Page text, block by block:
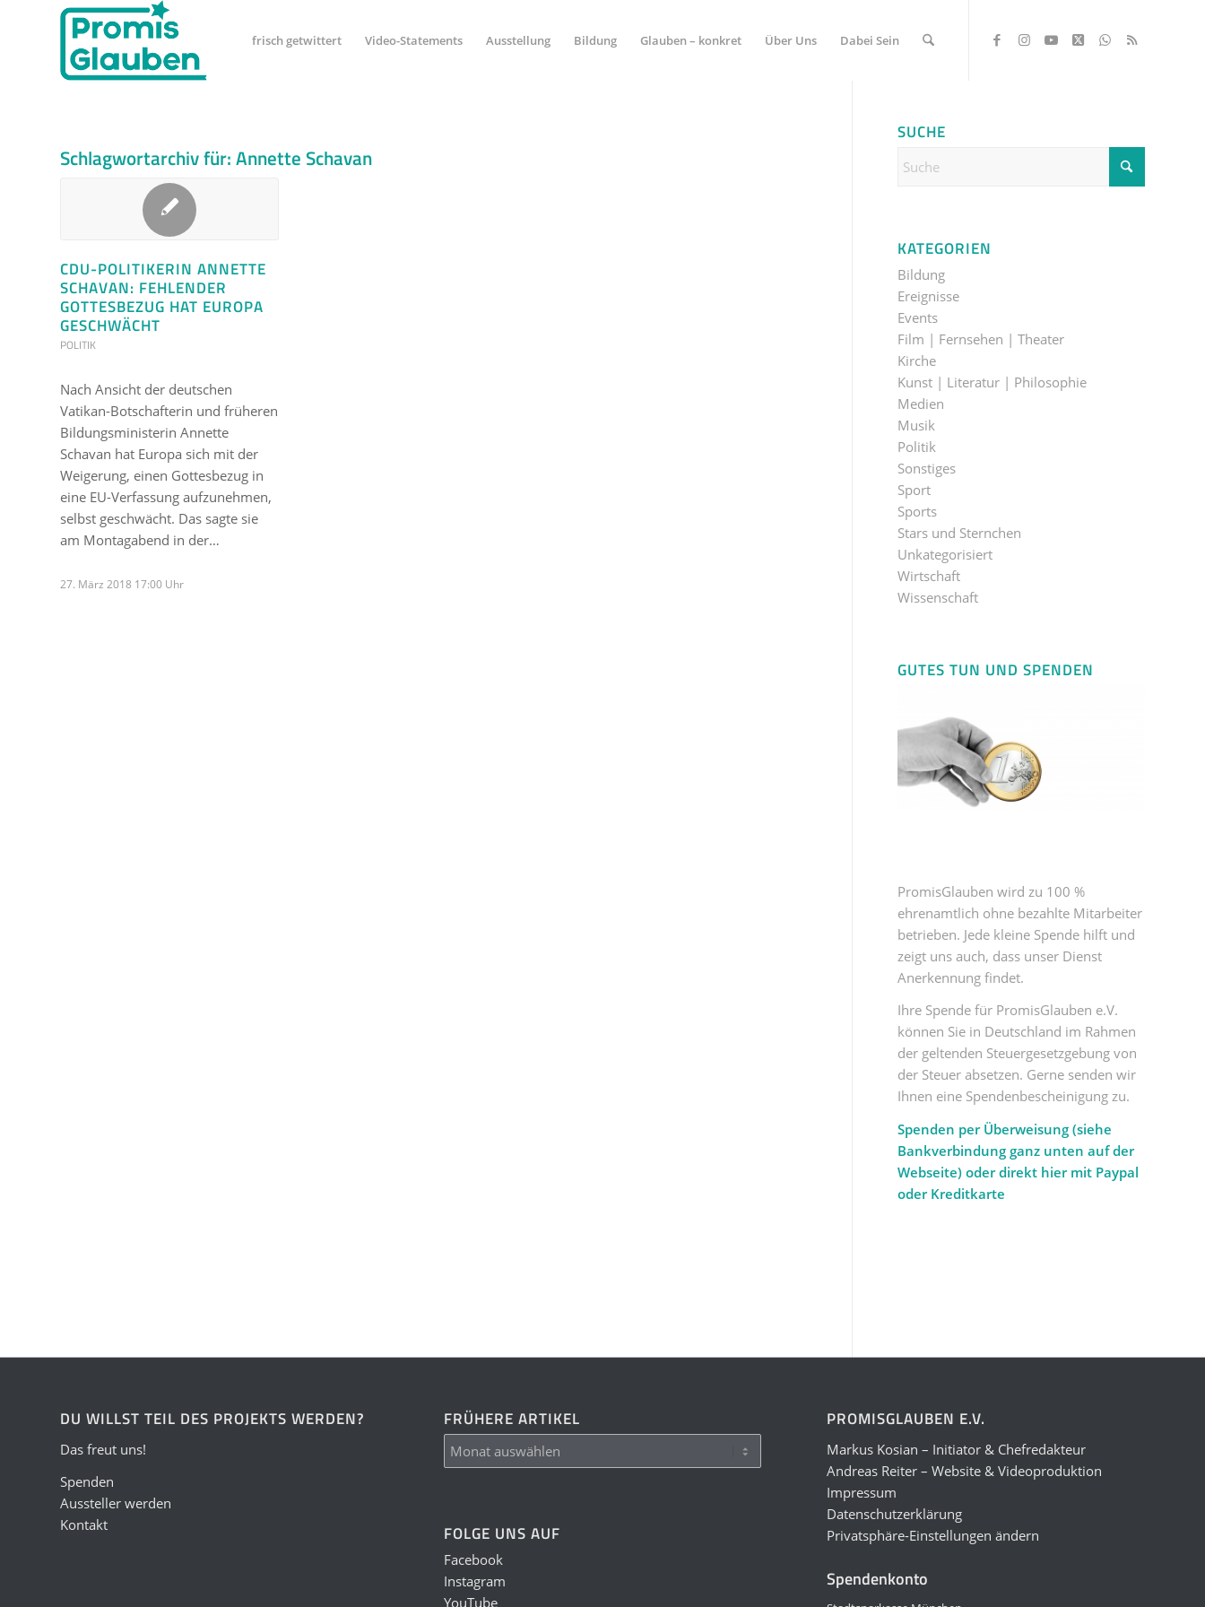
frisch getwittert Video-Statements Ausstellung Bildung Glauben – konkret Über Uns Dabei Sein
Schlagwortarchiv für:Annette Schavan
CDU-POLITIKERIN ANNETTE
SCHAVAN: FEHLENDER
GOTTESBEZUG HAT EUROPA
GESCHWÄCHT
POLITIK
Nach Ansicht der deutschen
Vatikan-Botschafterin und früheren
Bildungsministerin Annette
Schavan hat Europa sich mit der
Weigerung, einen Gottesbezug in
eine EU-Verfassung aufzunehmen,
selbst geschwächt. Das sagte sie
am Montagabend in der…
27. März 2018 17:00 Uhr
SUCHE
KATEGORIEN
Bildung
Ereignisse
Events
Film | Fernsehen | Theater
Kirche
Kunst | Literatur | Philosophie
Medien
Musik
Politik
Sonstiges
Sport
Sports
Stars und Sternchen
Unkategorisiert
Wirtschaft
Wissenschaft
GUTES TUN UND SPENDEN
PromisGlauben wird zu 100 %
ehrenamtlich ohne bezahlte Mitarbeiter
betrieben. Jede kleine Spende hilft und
zeigt uns auch, dass unser Dienst
Anerkennung findet.
Ihre Spende für PromisGlauben e.V.
können Sie in Deutschland im Rahmen
der geltenden Steuergesetzgebung von
der Steuer absetzen. Gerne senden wir
Ihnen eine Spendenbescheinigung zu.
Spenden per Überweisung (siehe
Bankverbindung ganz unten auf der
Webseite) oder direkt hier mit Paypal
oder Kreditkarte
DU WILLST TEIL DES PROJEKTS WERDEN?
Das freut uns!
Spenden
Aussteller werden
Kontakt
FRÜHERE ARTIKEL
FOLGE UNS AUF
Facebook
Instagram
YouTube
PROMISGLAUBEN E.V.
Markus Kosian – Initiator & Chefredakteur
Andreas Reiter – Website & Videoproduktion
Impressum
Datenschutzerklärung
Privatsphäre-Einstellungen ändern
Spendenkonto